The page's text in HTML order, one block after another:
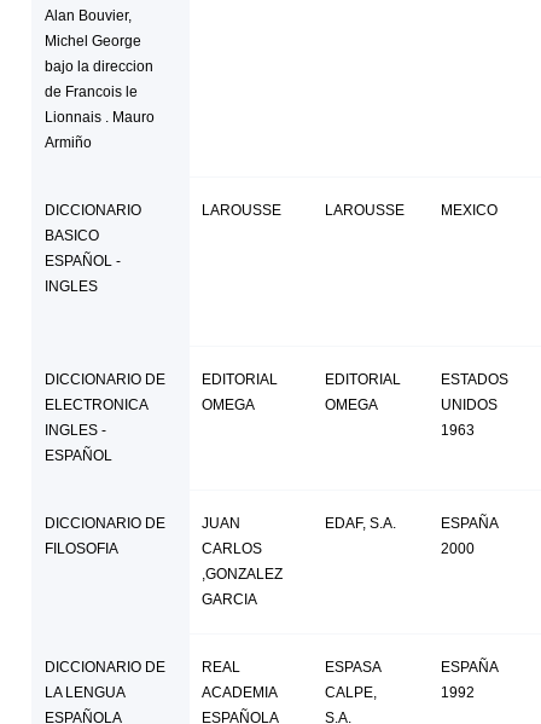
Alan Bouvier,
Michel George
bajo la direccion
de Francois le
Lionnais . Mauro
Armiño
DICCIONARIO
BASICO
ESPAÑOL -
INGLES
LAROUSSE LAROUSSE MEXICO
DICCIONARIO DE
ELECTRONICA
INGLES -
ESPAÑOL
EDITORIAL
OMEGA
EDITORIAL
OMEGA
ESTADOS
UNIDOS
1963
DICCIONARIO DE
FILOSOFIA
JUAN
CARLOS
,GONZALEZ
GARCIA
EDAF, S.A.
ESPAÑA
2000
DICCIONARIO DE
LA LENGUA
ESPAÑOLA
REAL
ACADEMIA
ESPAÑOLA
ESPASA
CALPE,
S.A.
ESPAÑA
1992